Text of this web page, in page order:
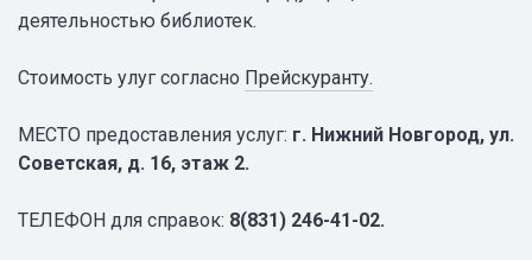
деятельностью библиотек.
Стоимость улуг согласно Прейскуранту.
МЕСТО предоставления услуг: г. Нижний Новгород, ул.
Советская, д. 16, этаж 2.
ТЕЛЕФОН для справок: 8(831) 246-41-02.